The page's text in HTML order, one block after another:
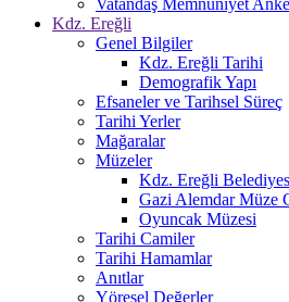
Vatandaş Memnuniyet
Kdz. Ereğli
Genel Bilgiler
Kdz. Ereğli Tarihi
Demografik Yapı
Efsaneler ve Tarihsel Süreç
Tarihi Yerler
Mağaralar
Müzeler
Kdz. Ereğli
Gazi Alemdar Müze
Oyuncak Müzesi
Tarihi Camiler
Tarihi Hamamlar
Anıtlar
Yöresel Değerler